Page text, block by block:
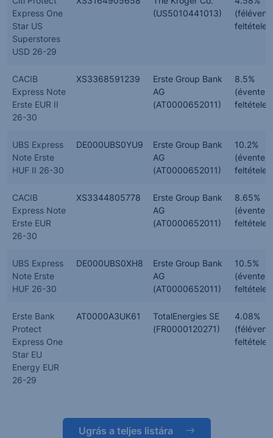
Express One
Star US
Superstores
USD 26-29
(US5010441013)
CACIB
Express Note
Erste EUR II
26-30
XS3368591239
Erste Group Bank
AG
(AT0000652011)
8.5%
(évente,
UBS Express
Note Erste
HUF II 26-30
DE000UBS0YU9
Erste Group Bank
AG
(AT0000652011)
10.2%
(évente,
CACIB
Express Note
Erste EUR
26-30
XS3344805778
Erste Group Bank
AG
(AT0000652011)
8.65%
(évente,
UBS Express
Note Erste
HUF 26-30
DE000UBS0XH8
Erste Group Bank
AG
(AT0000652011)
10.5%
(évente,
Erste Bank
Protect
Express One
Star EU
Energy EUR
26-29
AT0000A3UK61
TotalEnergies SE
(FR0000120271)
4.08%
Ugrás a teljes listára